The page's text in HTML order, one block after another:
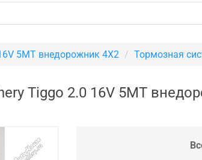
5MT внедорожник 4X2 Тормозная
Tiggo 2.0 16V 5MT